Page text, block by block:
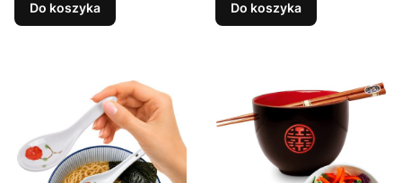
14,2cm GOLDEN
TURTLE
Do koszyka TURTLE
Do koszyka